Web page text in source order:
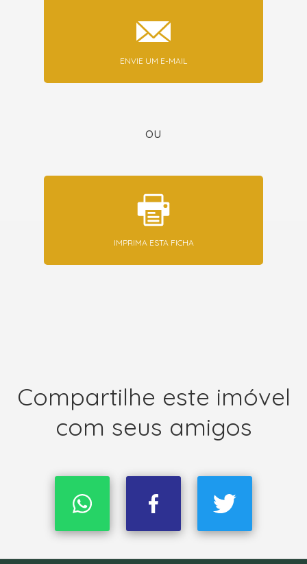
ENVIE UM E-MAIL
ou
IMPRIMA ESTA FICHA
Compartilhe este imóvel
com seus amigos